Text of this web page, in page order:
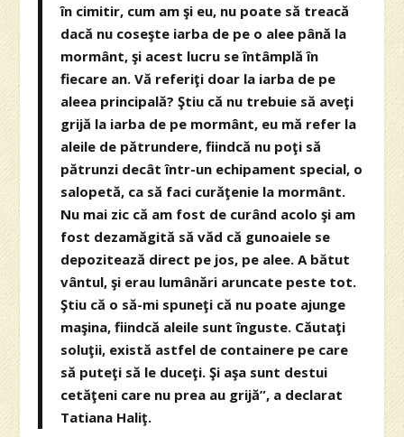
în cimitir, cum am şi eu, nu poate să treacă
dacă nu coseşte iarba de pe o alee până la
mormânt, şi acest lucru se întâmplă în
fiecare an. Vă referiţi doar la iarba de pe
aleea principală? Ştiu că nu trebuie să aveţi
grijă la iarba de pe mormânt, eu mă refer la
aleile de pătrundere, fiindcă nu poţi să
pătrunzi decât într-un echipament special, o
salopetă, ca să faci curăţenie la mormânt.
Nu mai zic că am fost de curând acolo şi am
fost dezamăgită să văd că gunoaiele se
depozitează direct pe jos, pe alee. A bătut
vântul, şi erau lumânări aruncate peste tot.
Ştiu că o să-mi spuneţi că nu poate ajunge
maşina, fiindcă aleile sunt înguste. Căutaţi
soluţii, există astfel de containere pe care
să puteţi să le duceţi. Şi aşa sunt destui
cetăţeni care nu prea au grijă”, a declarat
Tatiana Haliţ.